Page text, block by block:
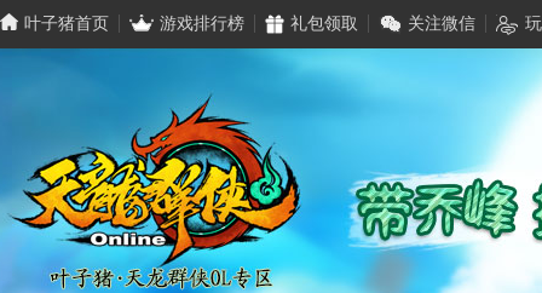
叶子猪首页 游戏排行榜 礼包领取 关注微信